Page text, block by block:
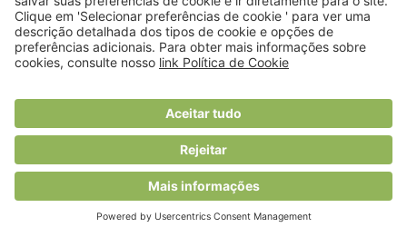
Ainda se lembra? Em 2017, foi
apresentado o 2.º Inquérito Alimentar